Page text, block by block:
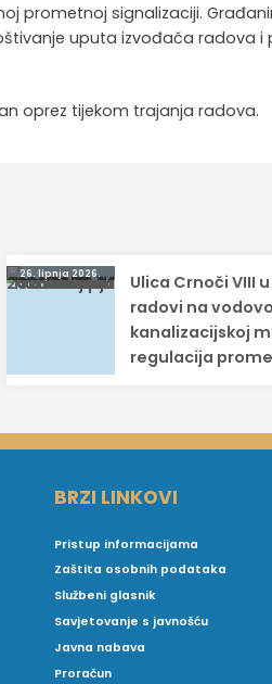
prometnoj signalizaciji.
uputa izvođača radova i
oprez tijekom trajanja radova.
26. lipnja 2026.
Ulica Crnoči VIII
radovi na
kanalizacijskoj
regulacija
BRZI LINKOVI
Pristup informacijama
Zaštita osobnih podataka
Službeni glasnik
Savjetovanje s javnošću
Javna nabava
Proračun